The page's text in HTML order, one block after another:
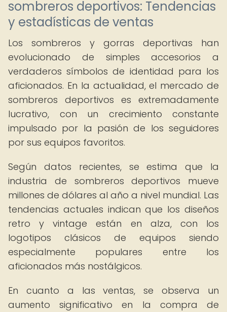
sombreros deportivos: Tendencias
y estadísticas de ventas
Los sombreros y gorras deportivas han
evolucionado de simples accesorios a
verdaderos símbolos de identidad para los
aficionados. En la actualidad, el mercado de
sombreros deportivos es extremadamente
lucrativo, con un crecimiento constante
impulsado por la pasión de los seguidores
por sus equipos favoritos.
Según datos recientes, se estima que la
industria de sombreros deportivos mueve
millones de dólares al año a nivel mundial. Las
tendencias actuales indican que los diseños
retro y vintage están en alza, con los
logotipos clásicos de equipos siendo
especialmente populares entre los
aficionados más nostálgicos.
En cuanto a las ventas, se observa un
aumento significativo en la compra de